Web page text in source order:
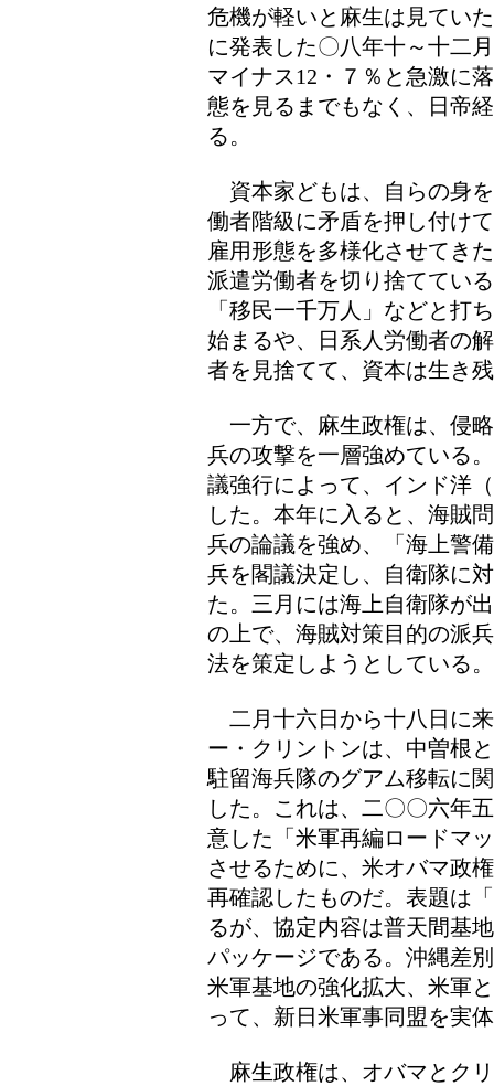
危機が軽いと麻生は見てい
に発表した〇八年十～十二
マイナス12・７％と急激に
態を見るまでもなく、日帝
る。
資本家どもは、自らの身
働者階級に矛盾を押し付け
雇用形態を多様化させてき
派遣労働者を切り捨ててい
「移民一千万人」などと打
始まるや、日系人労働者の
者を見捨てて、資本は生き
一方で、麻生政権は、侵
兵の攻撃を一層強めている
議強行によって、インド洋
した。本年に入ると、海賊
兵の論議を強め、「海上警
兵を閣議決定し、自衛隊に
た。三月には海上自衛隊が
の上で、海賊対策目的の派
法を策定しようとしている。
二月十六日から十八日に
ー・クリントンは、中曽根
駐留海兵隊のグアム移転に
した。これは、二〇〇六年
意した「米軍再編ロードマ
させるために、米オバマ政
再確認したものだ。表題は
るが、協定内容は普天間基
パッケージである。沖縄差
米軍基地の強化拡大、米軍
って、新日米軍事同盟を実
麻生政権は、オバマとク